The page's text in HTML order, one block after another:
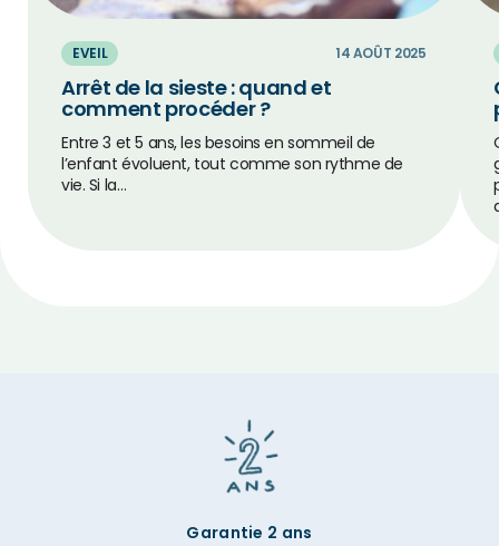
EVEIL 14 AOÛT 2025
Arrêt de la sieste : quand et
comment procéder ?
Entre 3 et 5 ans, les besoins en sommeil de
l’enfant évoluent, tout comme son rythme de
vie. Si la…
Garantie 2 ans